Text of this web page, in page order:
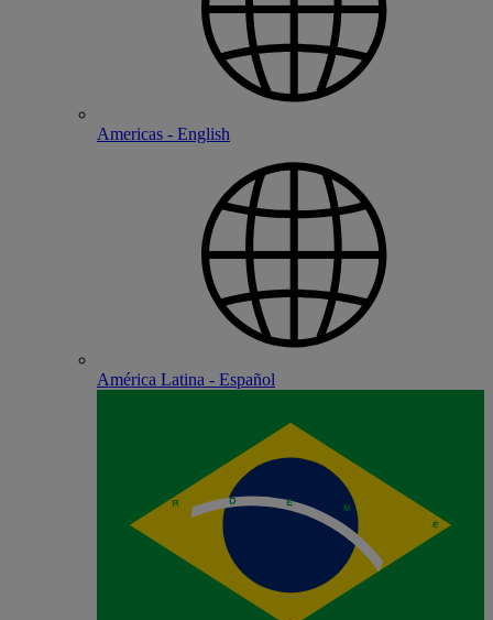
Americas - English
América Latina - Español